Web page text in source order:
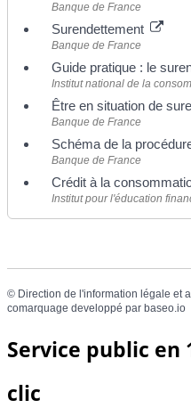
Banque de France
Surendettement
Banque de France
Guide pratique : le
Institut national de la
Être en situation de
Banque de France
Schéma de la
Banque de France
Crédit à la
Institut pour l'éducation
© Direction de l'information légale et
comarquage developpé par baseo.io
Service public en
clic